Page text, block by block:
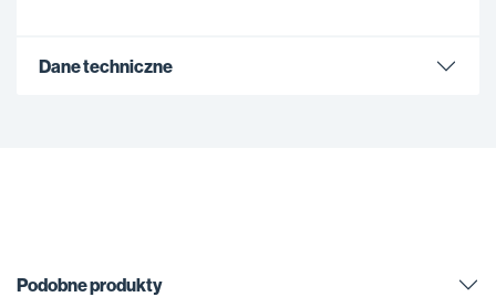
Dane techniczne
Podobne produkty